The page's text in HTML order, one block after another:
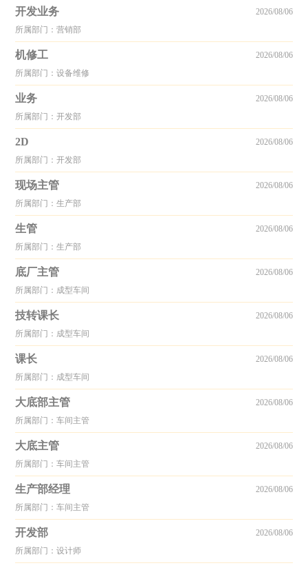
开发业务
所属部门：营销部
2026/08/06
机修工
所属部门：设备维修
2026/08/06
业务
所属部门：开发部
2026/08/06
2D
所属部门：开发部
2026/08/06
现场主管
所属部门：生产部
2026/08/06
生管
所属部门：生产部
2026/08/06
底厂主管
所属部门：成型车间
2026/08/06
技转课长
所属部门：成型车间
2026/08/06
课长
所属部门：成型车间
2026/08/06
大底部主管
所属部门：车间主管
2026/08/06
大底主管
所属部门：车间主管
2026/08/06
生产部经理
所属部门：车间主管
2026/08/06
开发部
所属部门：设计师
2026/08/06